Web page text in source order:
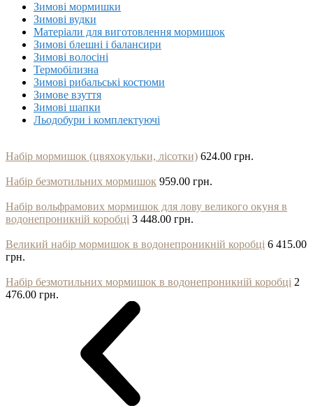
Зимові мормишки
Зимові вудки
Матеріали для виготовлення мормишок
Зимові блешні і балансири
Зимові волосіні
Термобілизна
Зимові рибальські костюми
Зимове взуття
Зимові шапки
Льодобури і комплектуючі
Набір мормишок (цвяхокульки, лісотки) 624.00 грн.
Набір безмотильних мормишок 959.00 грн.
Набір вольфрамових мормишок для лову великого окуня в
водонепроникній коробці 3 448.00 грн.
Великий набір мормишок в водонепроникній коробці 6 415.00
грн.
Набір безмотильних мормишок в водонепроникній коробці 2
476.00 грн.